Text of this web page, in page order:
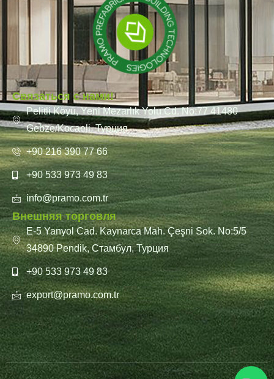
Связаться с нами!
Pelitli Köyü, Yeni Mezarlık Yolu Cd. No:77 41480
Gebze/Kocaeli, Турция
+90 216 390 77 66
+90 533 973 49 83
info@pramo.com.tr
Внешняя торговля
E-5 Yanyol Cad. Kaynarca Mah. Çeşni Sok. No:5/5
34890 Pendik, Стамбул, Турция
+90 533 973 49 83
export@pramo.com.tr